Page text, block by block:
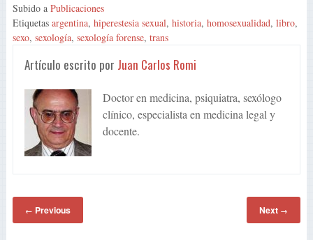
Subido a Publicaciones
Etiquetas argentina, hiperestesia sexual, historia, homosexualidad, libro,
sexo, sexología, sexología forense, trans
Artículo escrito por Juan Carlos Romi
Doctor en medicina, psiquiatra, sexólogo
clínico, especialista en medicina legal y
docente.
← Previous Next →